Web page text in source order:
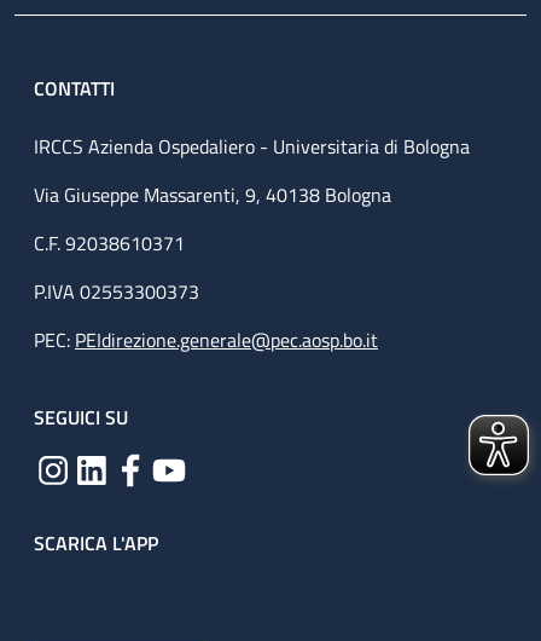
CONTATTI
IRCCS Azienda Ospedaliero - Universitaria di Bologna
Via Giuseppe Massarenti, 9, 40138 Bologna
C.F. 92038610371
P.IVA 02553300373
PEC: PEIdirezione.generale@pec.aosp.bo.it
SEGUICI SU
SCARICA L'APP